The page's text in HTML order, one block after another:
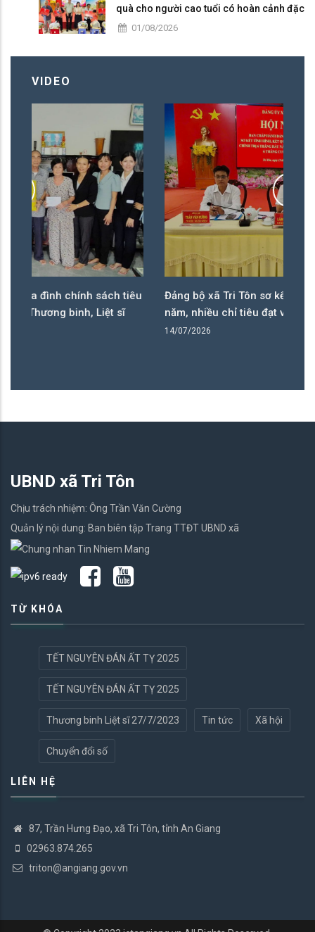
quà cho người cao tuổi có hoàn cảnh đặc
biệt khó khăn tại xã Tri Tôn.
01/08/2026
VIDEO
Đảng bộ xã Tri Tôn sơ kết công tác 6 tháng đầu
năm, nhiều chỉ tiêu đạt và vượt tiến độ
UBND xã Tri Tôn
Chịu trách nhiệm: Ông Trần Văn Cường
Quản lý nội dung: Ban biên tập Trang TTĐT UBND xã
TỪ KHÓA
TẾT NGUYÊN ĐÁN ẤT TỴ 2025
TẾT NGUYÊN ĐÁN ẤT TỴ 2025
Thương binh Liệt sĩ 27/7/2023 Tin tức Xã hội
Chuyển đổi số
LIÊN HỆ
87, Trần Hưng Đạo, xã Tri Tôn, tỉnh An Giang
02963.874.265
triton@angiang.gov.vn